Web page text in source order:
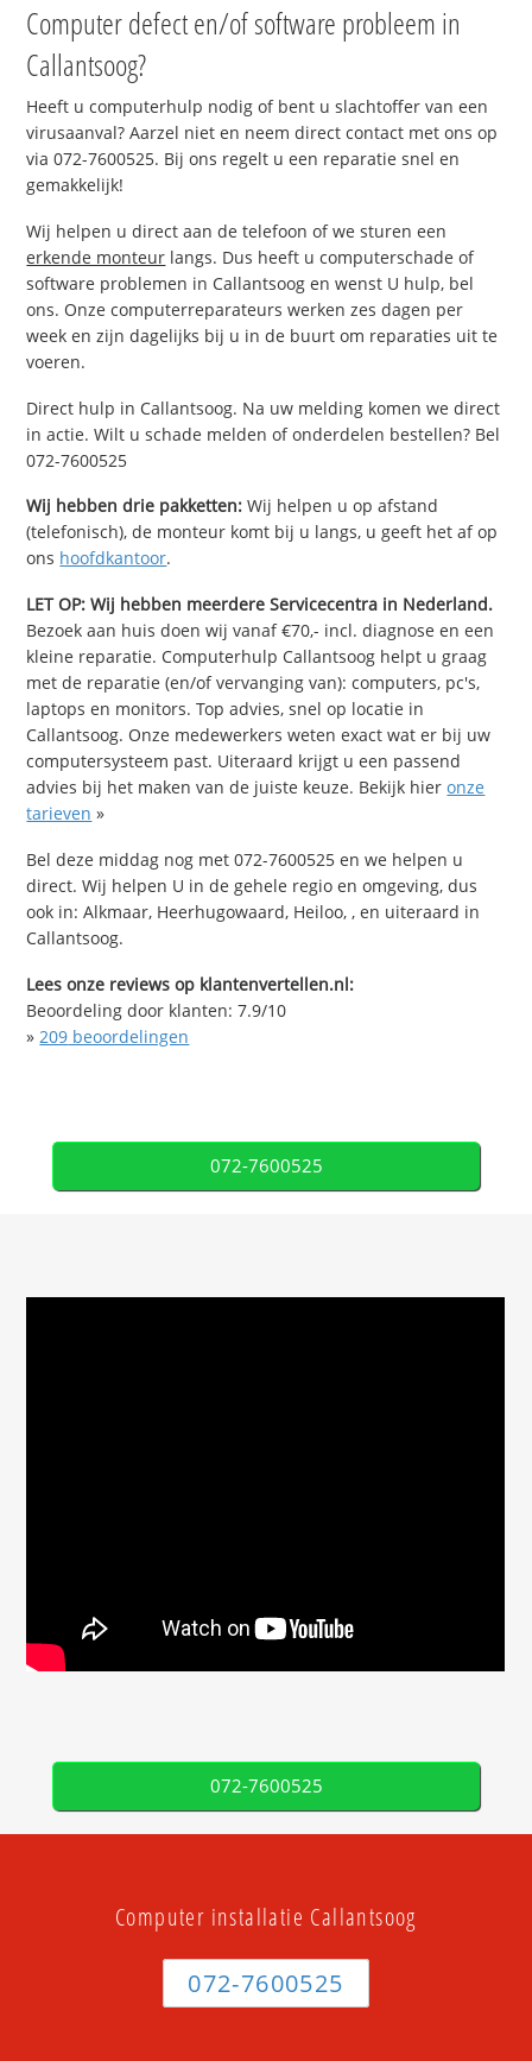
Computer defect en/of software probleem in
Callantsoog?
Heeft u computerhulp nodig of bent u slachtoffer van een
virusaanval? Aarzel niet en neem direct contact met ons op
via 072-7600525. Bij ons regelt u een reparatie snel en
gemakkelijk!
Wij helpen u direct aan de telefoon of we sturen een
erkende monteur langs. Dus heeft u computerschade of
software problemen in Callantsoog en wenst U hulp, bel
ons. Onze computerreparateurs werken zes dagen per
week en zijn dagelijks bij u in de buurt om reparaties uit te
voeren.
Direct hulp in Callantsoog. Na uw melding komen we direct
in actie. Wilt u schade melden of onderdelen bestellen? Bel
072-7600525
Wij hebben drie pakketten: Wij helpen u op afstand
(telefonisch), de monteur komt bij u langs, u geeft het af op
ons hoofdkantoor.
LET OP: Wij hebben meerdere Servicecentra in Nederland.
Bezoek aan huis doen wij vanaf €70,- incl. diagnose en een
kleine reparatie. Computerhulp Callantsoog helpt u graag
met de reparatie (en/of vervanging van): computers, pc's,
laptops en monitors. Top advies, snel op locatie in
Callantsoog. Onze medewerkers weten exact wat er bij uw
computersysteem past. Uiteraard krijgt u een passend
advies bij het maken van de juiste keuze. Bekijk hieronze
tarieven »
Bel deze middag nog met 072-7600525 en we helpen u
direct. Wij helpen U in de gehele regio en omgeving, dus
ook in: Alkmaar, Heerhugowaard, Heiloo, , en uiteraard in
Callantsoog.
Lees onze reviews op klantenvertellen.nl:
Beoordeling door klanten:7.9/10
» 209 beoordelingen
072-7600525
072-7600525
Computer installatie Callantsoog
072-7600525